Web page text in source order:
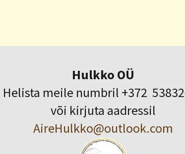
Hulkko OÜ
Helista meile numbril +372
või kirjuta aadressil
AireHulkko@outlook.com